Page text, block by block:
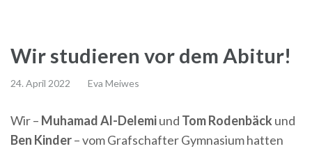
Wir studieren vor dem Abitur!
24. April 2022 Eva Meiwes
Wir – Muhamad Al-Delemiund Tom Rodenbäck und
Ben Kinder– vom Grafschafter Gymnasium hatten